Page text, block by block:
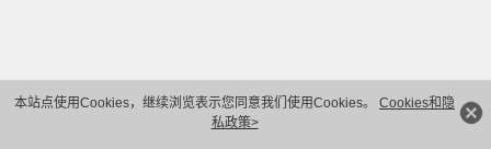
本站点使用Cookies，继续浏览表示您同意我们使用Cookies。 Cookies和隐
私政策>